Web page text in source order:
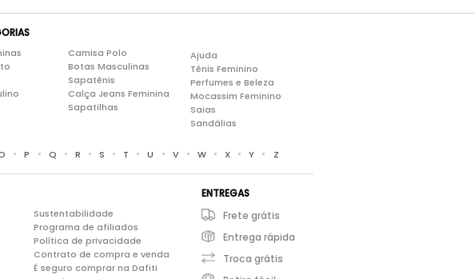
Camisa Polo
Botas Masculinas
Sapatênis
Calça Jeans Feminina
Sapatilhas
Ajuda
Tênis Feminino
Perfumes e Beleza
Mocassim Feminino
Saias
Sandálias
• P • Q • R • S • T • U • V • W • X • Y • Z
Sustentabilidade
Programa de afiliados
Política de privacidade
Contrato de compra e venda
É seguro comprar na Dafiti
ENTREGAS
Frete grátis
Entrega rápida
Troca grátis